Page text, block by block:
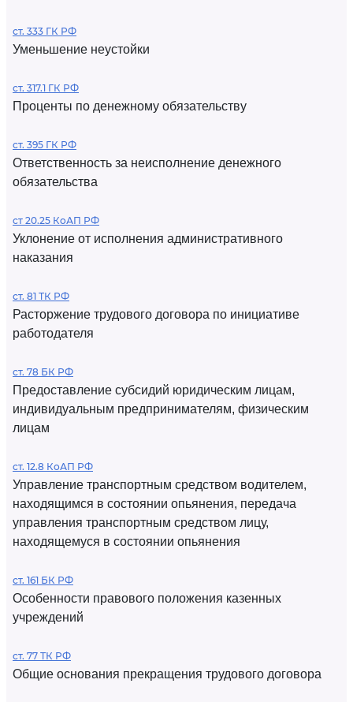
ст. 333 ГК РФ
Уменьшение неустойки
ст. 317.1 ГК РФ
Проценты по денежному обязательству
ст. 395 ГК РФ
Ответственность за неисполнение денежного
обязательства
ст 20.25 КоАП РФ
Уклонение от исполнения административного
наказания
ст. 81 ТК РФ
Расторжение трудового договора по инициативе
работодателя
ст. 78 БК РФ
Предоставление субсидий юридическим лицам,
индивидуальным предпринимателям, физическим
лицам
ст. 12.8 КоАП РФ
Управление транспортным средством водителем,
находящимся в состоянии опьянения, передача
управления транспортным средством лицу,
находящемуся в состоянии опьянения
ст. 161 БК РФ
Особенности правового положения казенных
учреждений
ст. 77 ТК РФ
Общие основания прекращения трудового договора